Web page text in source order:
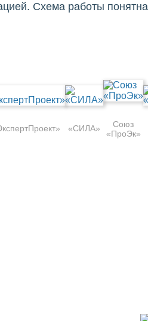
Схема работы
«СИЛА»
Союз
«ПроЭк»